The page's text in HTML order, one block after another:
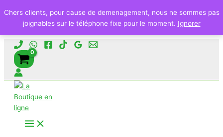
Chers clients, pour cause de demenagement, nous ne sommes pas
joignables sur le téléphone fixe pour le moment. Ignorer
Aller
contenu